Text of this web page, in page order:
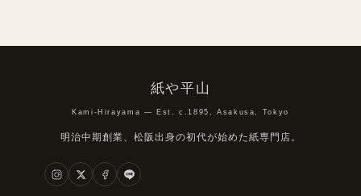
紙や平山
Kami-Hirayama — Est. c.1895, Asakusa, Tokyo
明治中期創業、松阪出身の初代が始めた紙専門店。